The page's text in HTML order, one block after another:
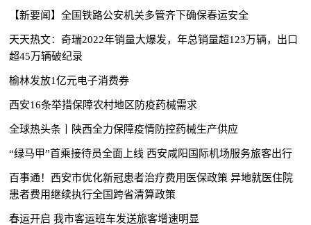
【新要闻】全国铁路公安机关多管齐下确保春运安全
天天热文：奇瑞2022年销量大爆发，年总销量超123万辆，出口
超45万辆破纪录
榆林发放1亿元电子消费券
西安16条举措保障农村地区防疫药械需求
全球热头条丨陕西全力保障疫情防控药械生产供应
“绿马甲”首乘接待员全面上线 西安咸阳国际机场服务旅客出行
百事通！西安市优化新冠患者治疗费用医保政策 异地就医住院
患者费用继续执行全国跨省清算政策
春运开启 我市客运班车发送旅客增速明显